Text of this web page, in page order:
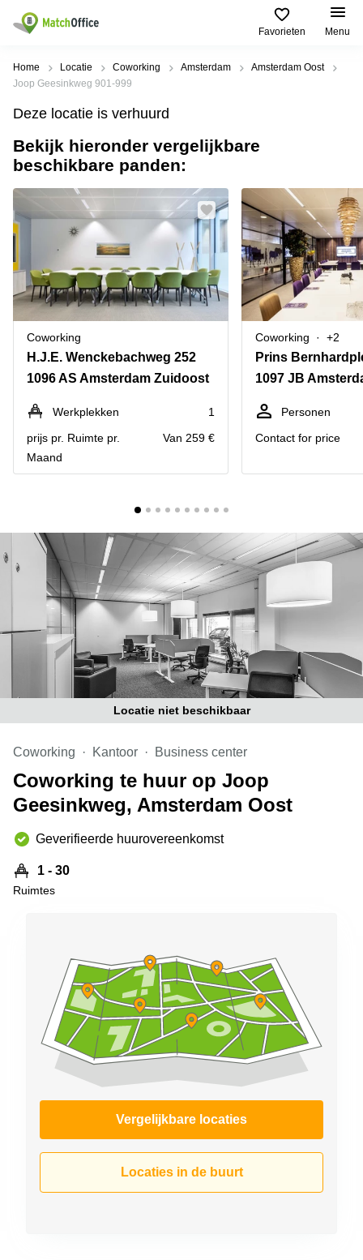
Favorieten Menu
Huren / Verhuren
Productpagina's
Kantoorruimten
Business
Flexplekken
Coworking
Spaces
Vergaderruimten
Virtueel
Kantoor
Bedrijfsruimte
Populaire
Steden
Alkmaar
Amsterdam
Westpoort
Bergen
op
Zoom
Amersfoort
Breda
Hengelo
Hilversum
Hoofddorp
Deventer
Tilburg
Zwolle
Amsterdam
Westpoort
Populaire
zoekopdrachten
Kantoorruimte
in Breda
huren
Kantoor
huren
Tiel
Kantoor
huren
Reeuwijk
Business
Arnhem
Business
center
Hilversum
Business
center
Den
Haag
Coworking
Breda
Coworking
in Arnhem
Coworking
Hilversum
Coworking
space
Zwolle
Kantoor
Hengelo
Bedrijfsruimte
Huren in
Nijmegen
Help
Over ons
Voeg je kantoorruimte toe
Huurprijs
Log in
Home Locatie Coworking Amsterdam
Amsterdam Oost
Joop Geesinkweg 901-999
Deze locatie is verhuurd
Bekijk hieronder vergelijkbare
beschikbare panden:
Coworking
H.J.E. Wenckebachweg 252
1096 AS Amsterdam Zuidoost
Werkplekken
1
prijs pr. Ruimte pr.
Maand
Van 259 €
Coworking +2
Prins
1097 JB
Personen
Contact for price
Locatie niet beschikbaar
Coworking Kantoor Business center
Coworking te huur op Joop
Geesinkweg, Amsterdam Oost
Geverifieerde huurovereenkomst
1 - 30
Ruimtes
Vergelijkbare locaties
Locaties in de buurt